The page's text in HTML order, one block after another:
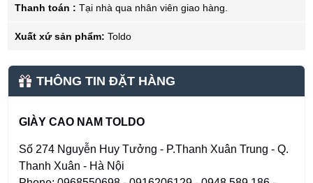
Thanh toán : Tại nhà qua nhân viên giao hàng.
Xuất xứ sản phẩm: Toldo
THÔNG TIN ĐẶT HÀNG
GIÀY CAO NAM TOLDO
Số 274 Nguyễn Huy Tưởng - P.Thanh Xuân Trung - Q.
Thanh Xuân - Hà Nội